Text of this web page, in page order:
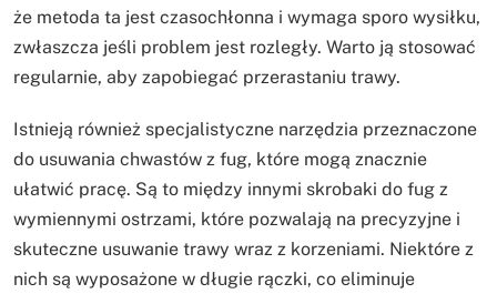
że metoda ta jest czasochłonna i wymaga sporo wysiłku,
zwłaszcza jeśli problem jest rozległy. Warto ją stosować
regularnie, aby zapobiegać przerastaniu trawy.
Istnieją również specjalistyczne narzędzia przeznaczone
do usuwania chwastów z fug, które mogą znacznie
ułatwić pracę. Są to między innymi skrobaki do fug z
wymiennymi ostrzami, które pozwalają na precyzyjne i
skuteczne usuwanie trawy wraz z korzeniami. Niektóre z
nich są wyposażone w długie rączki, co eliminuje